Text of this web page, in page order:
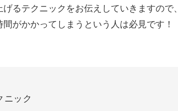
射がきれいな指先を演出し、パーティーシ
ますし、ポイント使いとして1本だけ使って
るテクニックをお伝えしていきますので、
がかかってしまうという人は必見です！
ニック